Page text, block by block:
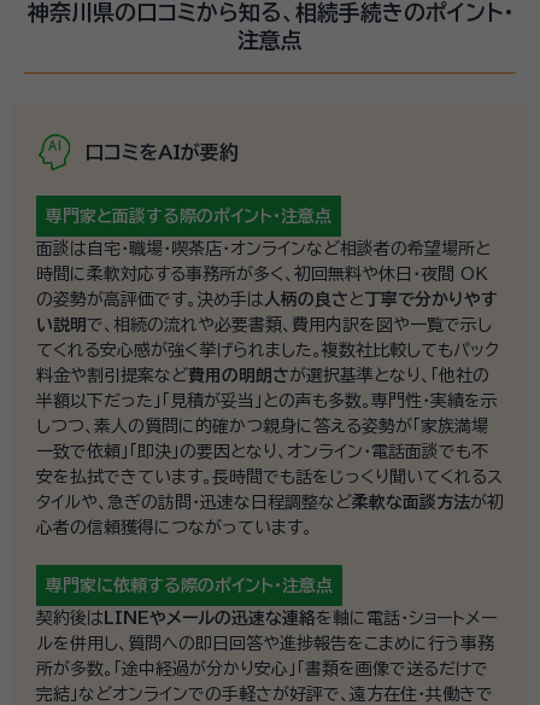
神奈川県の口コミから知る、相続手続きのポイント・
注意点
口コミをAIが要約
専門家と面談する際のポイント・注意点
面談は自宅・職場・喫茶店・オンラインなど相談者の希望場所と
時間に柔軟対応する事務所が多く、初回無料や休日・夜間 OK
の姿勢が高評価です。決め手は 人柄の良さ と丁寧で分かりやす
い説明で、相続の流れや必要書類、費用内訳を図や一覧で示し
てくれる安心感が強く挙げられました。複数社比較してもパック
料金や割引提案など費用の明朗さが選択基準となり、「他社の
半額以下だった」「見積が妥当」との声も多数。専門性・実績を示
しつつ、素人の質問に的確かつ親身に答える姿勢が「家族満場
一致で依頼」「即決」の要因となり、オンライン・電話面談でも不
安を払拭できています。長時間でも話をじっくり聞いてくれるス
タイルや、急ぎの訪問・迅速な日程調整など柔軟な面談方法が初
心者の信頼獲得につながっています。
専門家に依頼する際のポイント・注意点
契約後は LINEやメールの迅速な連絡を軸に電話・ショートメー
ルを併用し、質問への即日回答や進捗報告をこまめに行う事務
所が多数。「途中経過が分かり安心」「書類を画像で送るだけで
完結」などオンラインでの手軽さが好評で、遠方在住・共働きで